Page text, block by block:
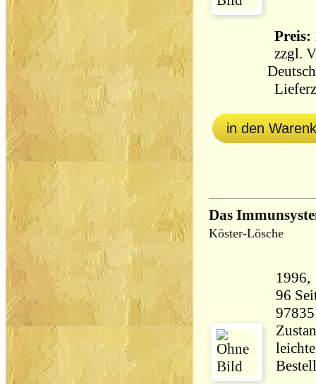
Preis:
zzgl.
in den
Das
Köster-Lösche
96 Seiten